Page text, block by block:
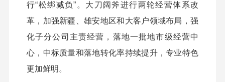
行“松绑减负”。大刀阔斧进行两轮经营体系改
革，加强新疆、雄安地区和大客户领域布局，强
化子分公司主责经营，落地一批地市级经营中
心，中标质量和落地转化率持续提升，专业特色
更加鲜明。